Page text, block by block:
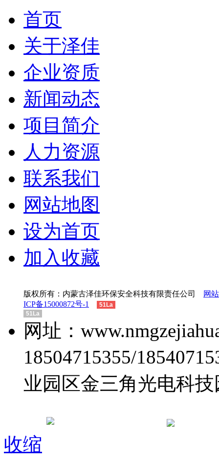
首页
关于泽佳
企业资质
新闻动态
项目简介
人力资源
联系我们
网站地图
设为首页
加入收藏
版权所有：内蒙古泽佳环保安全科技有限责任公司
网
ICP备15000872号-1
51La
51La
网址：
18504715355/
业园区金三角光电科技
收缩